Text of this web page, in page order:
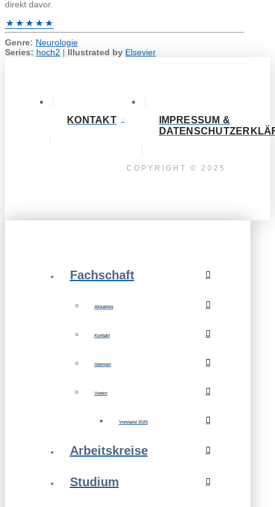
direkt davor.
Genre: Neurologie
Series: hoch2 | Illustrated by Elsevier
KONTAKT
IMPRESSUM &
COPYRIGHT © 2025
Fachschaft
Aktuelles
Kontakt
Gremien
Verein
Vorstand 2025
Arbeitskreise
Studium